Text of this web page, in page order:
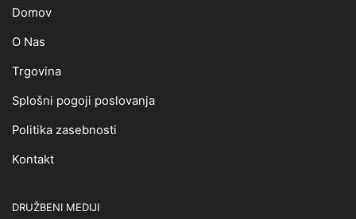
Domov
O Nas
Trgovina
Splošni pogoji poslovanja
Politika zasebnosti
Kontakt
DRUŽBENI MEDIJI